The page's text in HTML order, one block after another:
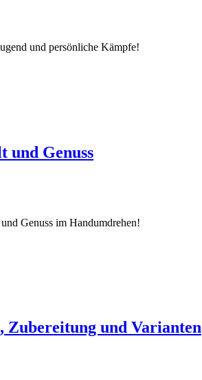
und persönliche Kämpfe!
und Genuss
Genuss im Handumdrehen!
Zubereitung und Varianten